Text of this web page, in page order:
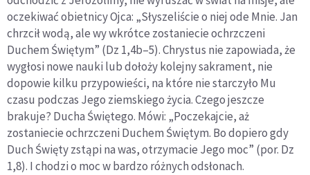
oczekiwać obietnicy Ojca: „Słyszeliście o niej ode Mnie. Jan
chrzcił wodą, ale wy wkrótce zostaniecie ochrzczeni
Duchem Świętym” (Dz 1,4b–5). Chrystus nie zapowiada, że
wygłosi nowe nauki lub dołoży kolejny sakrament, nie
dopowie kilku przypowieści, na które nie starczyło Mu
czasu podczas Jego ziemskiego życia. Czego jeszcze
brakuje? Ducha Świętego. Mówi: „Poczekajcie, aż
zostaniecie ochrzczeni Duchem Świętym. Bo dopiero gdy
Duch Święty zstąpi na was, otrzymacie Jego moc” (por. Dz
1,8). I chodzi o moc w bardzo różnych odsłonach.